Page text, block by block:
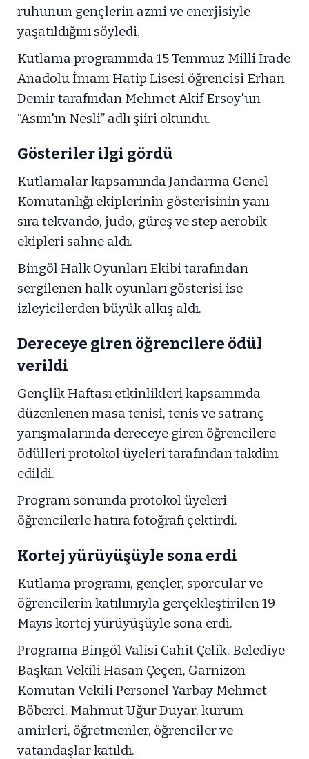
ruhunun gençlerin azmi ve enerjisiyle
yaşatıldığını söyledi.
Kutlama programında 15 Temmuz Milli İrade
Anadolu İmam Hatip Lisesi öğrencisi Erhan
Demir tarafından Mehmet Akif Ersoy'un
“Asım'ın Nesli” adlı şiiri okundu.
Gösteriler ilgi gördü
Kutlamalar kapsamında Jandarma Genel
Komutanlığı ekiplerinin gösterisinin yanı
sıra tekvando, judo, güreş ve step aerobik
ekipleri sahne aldı.
Bingöl Halk Oyunları Ekibi tarafından
sergilenen halk oyunları gösterisi ise
izleyicilerden büyük alkış aldı.
Dereceye giren öğrencilere ödül
verildi
Gençlik Haftası etkinlikleri kapsamında
düzenlenen masa tenisi, tenis ve satranç
yarışmalarında dereceye giren öğrencilere
ödülleri protokol üyeleri tarafından takdim
edildi.
Program sonunda protokol üyeleri
öğrencilerle hatıra fotoğrafı çektirdi.
Kortej yürüyüşüyle sona erdi
Kutlama programı, gençler, sporcular ve
öğrencilerin katılımıyla gerçekleştirilen 19
Mayıs kortej yürüyüşüyle sona erdi.
Programa Bingöl Valisi Cahit Çelik, Belediye
Başkan Vekili Hasan Çeçen, Garnizon
Komutan Vekili Personel Yarbay Mehmet
Böberci, Mahmut Uğur Duyar, kurum
amirleri, öğretmenler, öğrenciler ve
vatandaşlar katıldı.